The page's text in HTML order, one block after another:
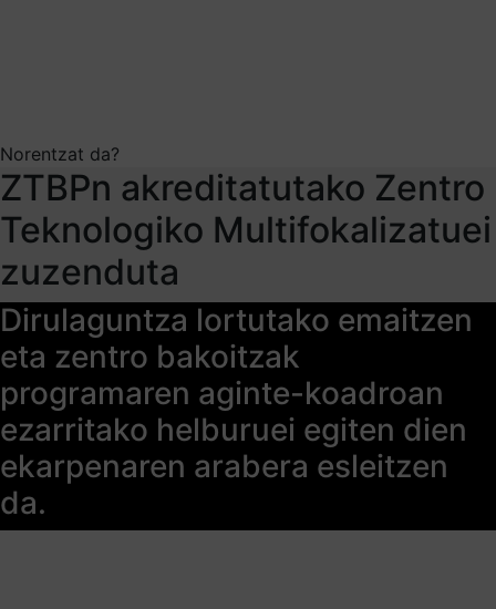
Norentzat da?
ZTBPn akreditatutako Zentro
Teknologiko Multifokalizatuei
zuzenduta
Dirulaguntza lortutako emaitzen
eta zentro bakoitzak
programaren aginte-koadroan
ezarritako helburuei egiten dien
ekarpenaren arabera esleitzen
da.